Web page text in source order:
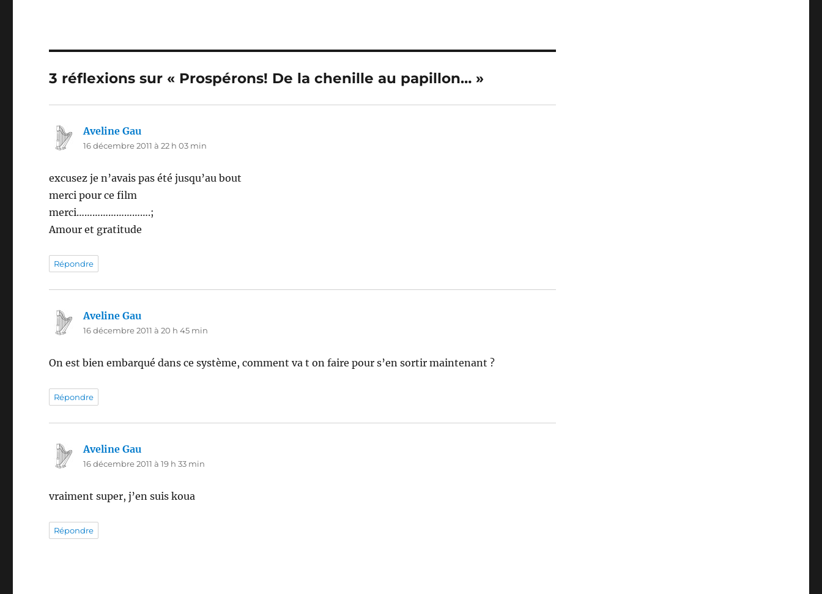
3 réflexions sur « Prospérons! De la chenille au papillon… »
Aveline Gau
16 décembre 2011 à 22 h 03 min
excusez je n’avais pas été jusqu’au bout
merci pour ce film
merci……………………….;
Amour et gratitude
Répondre
Aveline Gau
16 décembre 2011 à 20 h 45 min
On est bien embarqué dans ce système, comment va t on faire pour s’en sortir maintenant ?
Répondre
Aveline Gau
16 décembre 2011 à 19 h 33 min
vraiment super, j’en suis koua
Répondre